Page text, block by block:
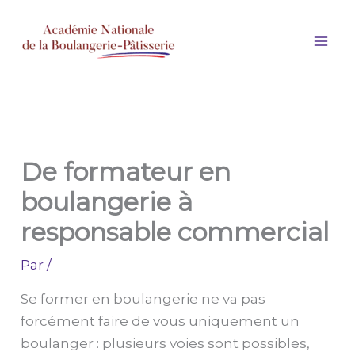
contenu
De formateur en
boulangerie à
responsable commercial
Par/
Se former en boulangerie ne va pas
forcément faire de vous uniquement un
boulanger : plusieurs voies sont possibles,